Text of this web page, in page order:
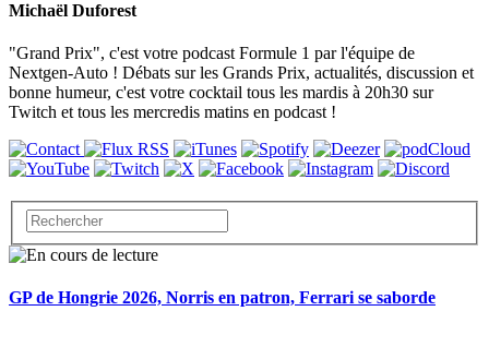
Michaël Duforest
"Grand Prix", c'est votre podcast Formule 1 par l'équipe de
Nextgen-Auto ! Débats sur les Grands Prix, actualités, discussion et
bonne humeur, c'est votre cocktail tous les mardis à 20h30 sur
Twitch et tous les mercredis matins en podcast !
GP de Hongrie 2026, Norris en patron, Ferrari se saborde